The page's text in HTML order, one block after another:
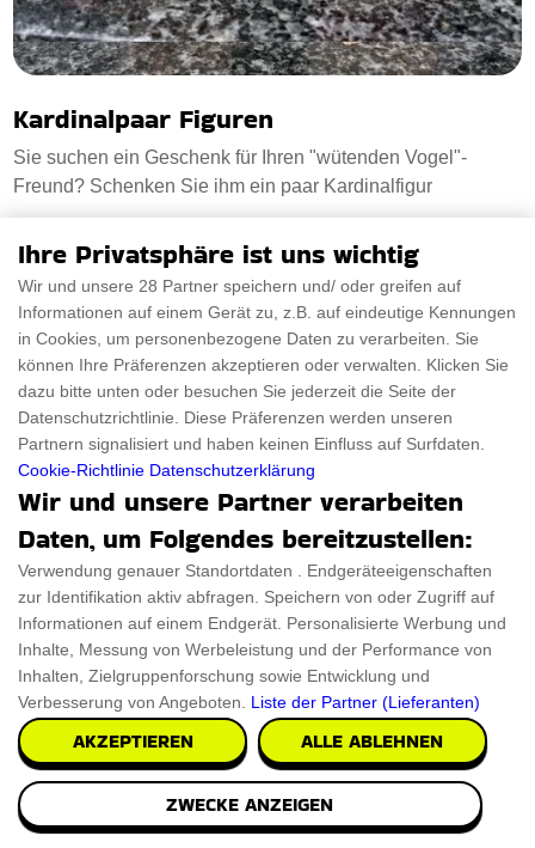
Kardinalpaar Figuren
Sie suchen ein Geschenk für Ihren "wütenden Vogel"-
Freund? Schenken Sie ihm ein paar Kardinalfigur
PRÜFEN SIE ES AUS
Ihre Privatsphäre ist uns wichtig
Wir und unsere 28 Partner speichern und/ oder greifen auf
Informationen auf einem Gerät zu, z.B. auf eindeutige Kennungen
in Cookies, um personenbezogene Daten zu verarbeiten. Sie
können Ihre Präferenzen akzeptieren oder verwalten. Klicken Sie
dazu bitte unten oder besuchen Sie jederzeit die Seite der
Datenschutzrichtlinie. Diese Präferenzen werden unseren
Partnern signalisiert und haben keinen Einfluss auf Surfdaten.
Cookie-Richtlinie Datenschutzerklärung
Wir und unsere Partner verarbeiten
Daten, um Folgendes bereitzustellen:
Verwendung genauer Standortdaten . Endgeräteeigenschaften
zur Identifikation aktiv abfragen. Speichern von oder Zugriff auf
Informationen auf einem Endgerät. Personalisierte Werbung und
Inhalte, Messung von Werbeleistung und der Performance von
Inhalten, Zielgruppenforschung sowie Entwicklung und
Verbesserung von Angeboten. Liste der Partner (Lieferanten)
AKZEPTIEREN ALLE ABLEHNEN
ZWECKE ANZEIGEN